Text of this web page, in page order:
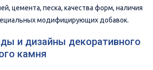
цемента, песка, качества форм, наличия
модифицирующих добавок.
и дизайны декоративного
камня